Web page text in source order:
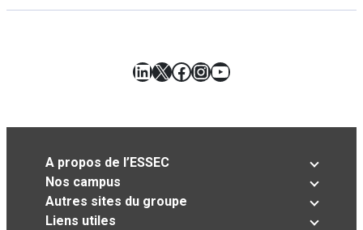
LinkedIn
X Facebook
Instagram
YouTube
A propos de l’ESSEC
Nos campus
Autres sites du groupe
Liens utiles